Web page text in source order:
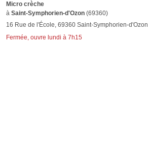
Micro crèche
à Saint-Symphorien-d'Ozon (69360)
16 Rue de l'École, 69360 Saint-Symphorien-d'Ozon
Fermée, ouvre lundi à 7h15